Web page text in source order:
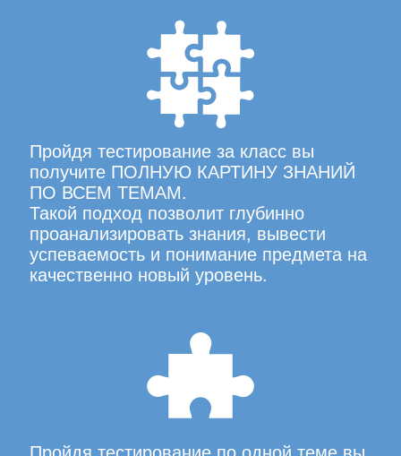
Пройдя тестирование за класс вы
получите ПОЛНУЮ КАРТИНУ ЗНАНИЙ
ПО ВСЕМ ТЕМАМ.
Такой подход позволит глубинно
проанализировать знания, вывести
успеваемость и понимание предмета на
качественно новый уровень.